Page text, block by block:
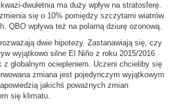
dwuletnia ma duży wpływ na stratosferę.
się o 10% pomiędzy szczytami wiatrów
QBO wpływa też na polarną dziurę ozonową.
dwie hipotezy. Zastanawiają się, czy
wyjątkowo silne El Niño z roku 2015/2016
z globalnym ociepleniem. Uczeni chcieliby się
zmiana jest pojedynczym wyjątkowym
jakichś poważnych zmian
się klimatu.